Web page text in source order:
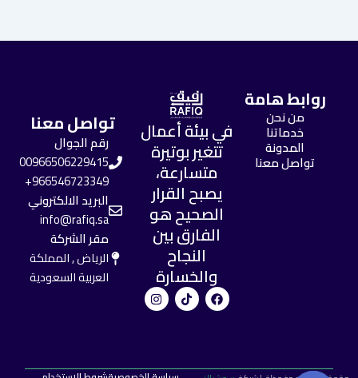
روابط هامة
من نحن
خدماتنا
المدونة
تواصل معنا
في بيئة أعمال
تتغير بوتيرة
متسارعة،
يصبح القرار
الصحيح هو
الفارق بين
النجاح
والخسارة
F
a
c
o
T
i
k
I
n
s
r
تواصل معنا
رقم الجوال
00966506229415
966546723349+
البريد الالكتروني
info@rafiq.sa
مقر الشركة
الرياض , المملكة
العربية السعودية